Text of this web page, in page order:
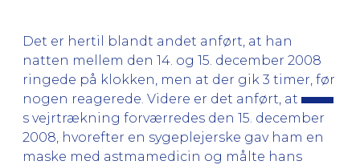
Det er hertil blandt andet anført, at han
natten mellem den 14. og 15. december 2008
ringede på klokken, men at der gik 3 timer, før
nogen reagerede. Videre er det anført, at
s vejrtrækning forværredes den 15. december
2008, hvorefter en sygeplejerske gav ham en
maske med astmamedicin og målte hans